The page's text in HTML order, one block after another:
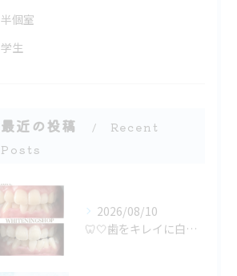
半個室
学生
最近の投稿
Recent
Posts
2026/08/10
🦷🤍歯をキレイに白くするために🤍🦷